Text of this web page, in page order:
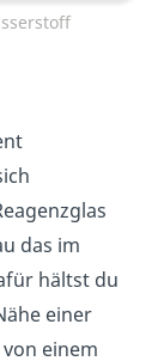
das im
hältst du
einer
einem